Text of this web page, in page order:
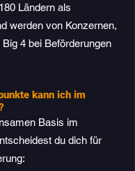
Ländern als
werden von Konzernen,
4 bei Beförderungen
kann ich im
Basis im
du dich für